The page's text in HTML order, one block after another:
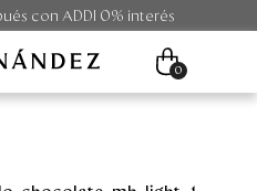
con ADDI 0% interés
0